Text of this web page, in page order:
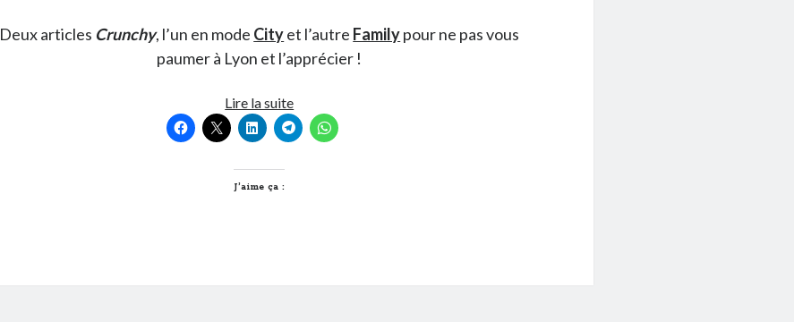
Deux articles Crunchy, l’un en mode Cityet l’autre Familypour ne pas vous
paumer à Lyon et l’apprécier !
Lire la suiteWelcome
in
Lyon
J’aime ça :